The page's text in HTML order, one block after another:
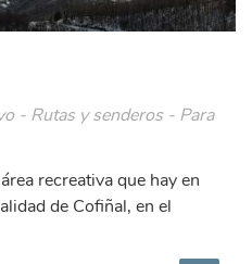
- Rutas y senderos - Para
recreativa que hay en
de Cofiñal, en el